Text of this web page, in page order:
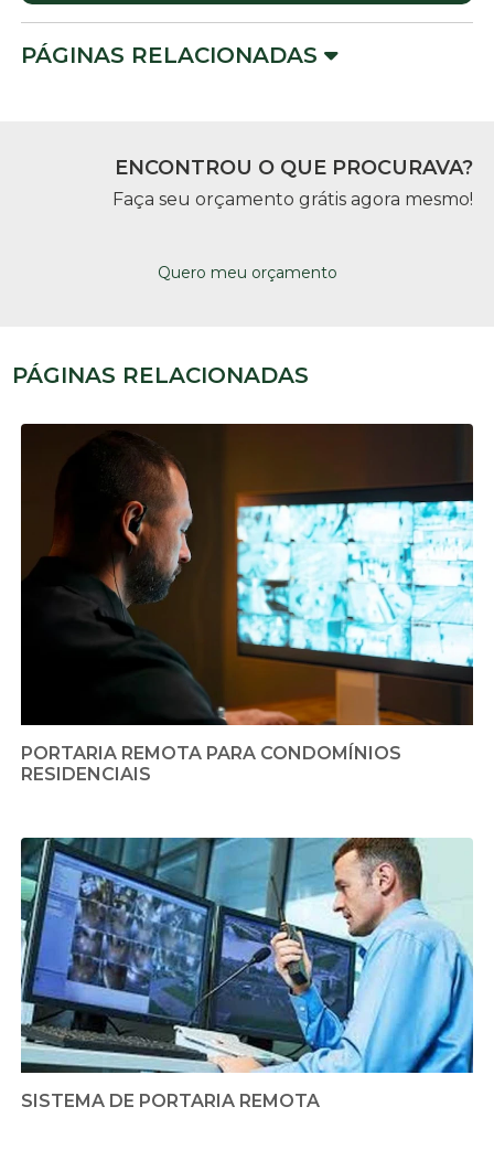
PÁGINAS RELACIONADAS
ENCONTROU O QUE PROCURAVA?
Faça seu orçamento grátis agora mesmo!
Quero meu orçamento
PÁGINAS RELACIONADAS
PORTARIA REMOTA PARA CONDOMÍNIOS
RESIDENCIAIS
SISTEMA DE PORTARIA REMOTA